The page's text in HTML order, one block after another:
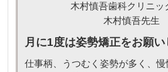
木村慎吾歯科クリニッ
木村慎吾先生
月に1度は姿勢矯正をお願
仕事柄、うつむく姿勢が多く、慢